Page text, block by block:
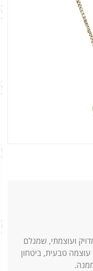
בעיצוב מדויק ועוצמתי, שמגלם
טבעית, ביטחון